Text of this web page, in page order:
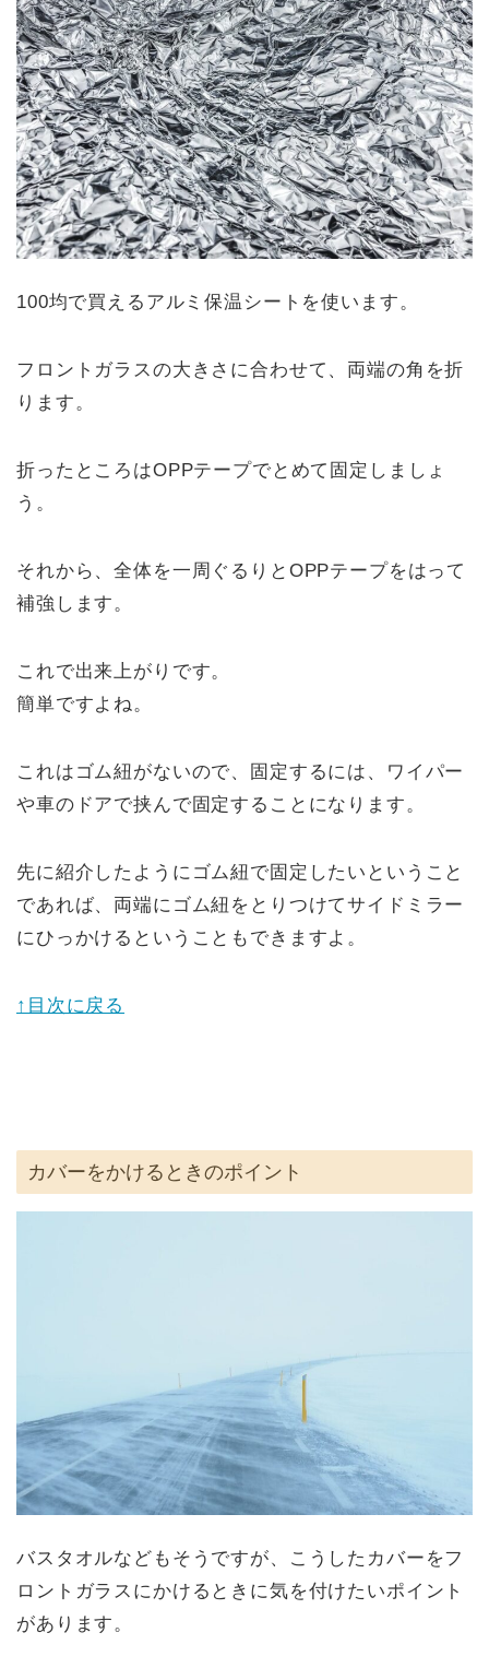
100均で買えるアルミ保温シートを使います。
フロントガラスの大きさに合わせて、両端の角を折
ります。
折ったところはOPPテープでとめて固定しましょ
う。
それから、全体を一周ぐるりとOPPテープをはって
補強します。
これで出来上がりです。
簡単ですよね。
これはゴム紐がないので、固定するには、ワイパー
や車のドアで挟んで固定することになります。
先に紹介したようにゴム紐で固定したいということ
であれば、両端にゴム紐をとりつけてサイドミラー
にひっかけるということもできますよ。
↑目次に戻る
カバーをかけるときのポイント
バスタオルなどもそうですが、こうしたカバーをフ
ロントガラスにかけるときに気を付けたいポイント
があります。